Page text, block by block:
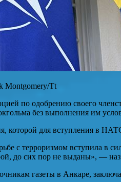
Montgomery/Tt
по одобрению своего
без выполнения им
которой для вступления в
с терроризмом вступила в
до сих пор не выданы», —
газеты в Анкаре,